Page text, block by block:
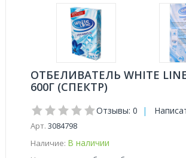
ОТБЕЛИВАТЕЛЬ WHITE
600Г (СПЕКТР)
Отзывы: 0 |
Арт. 3084798
Наличие: В наличии